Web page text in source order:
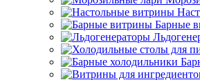
Барные